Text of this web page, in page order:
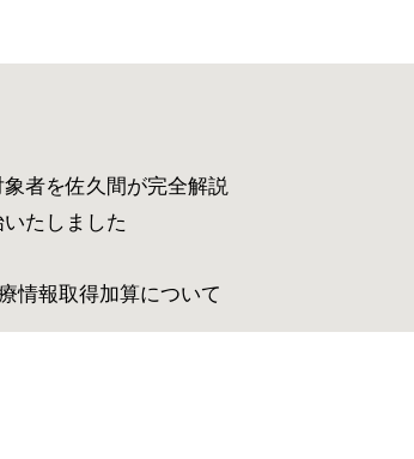
者を佐久間が完全解説
たしました
情報取得加算について